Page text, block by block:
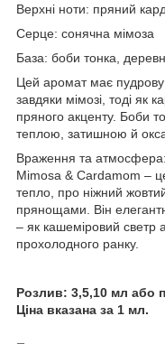
Верхні ноти: пряний
Серце: сонячна мімоза
База: боби тонка,
Цей аромат має пудрову
завдяки мімозі, тоді як
пряного акценту. Боби
теплою, затишною й
Враження та атмосфера:
Mimosa & Cardamom –
тепло, про ніжний
прянощами. Він
– як кашеміровий светр
прохолодного ранку.
Розлив: 3,5,10 мл або
Ціна вказана за 1 мл.